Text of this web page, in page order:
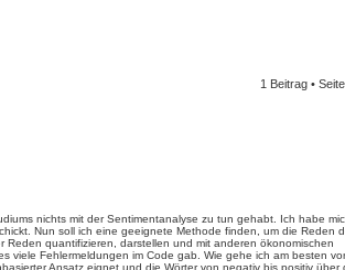
1 Beitrag • Seite
nichts mit der Sentimentanalyse zu tun gehabt. Ich habe
Nun soll ich eine geeignete Methode finden, um die Reden
quantifizieren, darstellen und mit anderen ökonomischen
viele Fehlermeldungen im Code gab. Wie gehe ich am besten
Ansatz eignet und die Wörter von negativ bis positiv über